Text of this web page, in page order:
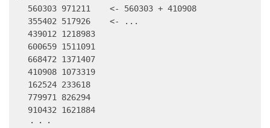
   560303 971211    <- 560303 + 410908
   355402 517926    <- ...
   439012 1218983
   600659 1511091
   668472 1371407
   410908 1073319
   162524 233618
   779971 826294
   910432 1621884
   ・・・